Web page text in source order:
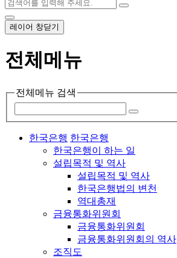
레이어 창닫기
전체메뉴
전체메뉴 검색
한국은행 한국은행
한국은행이 하는 일
설립목적 및 역사
설립목적 및 역사
한국은행법의 변천
역대총재
금융통화위원회
금융통화위원회
금융통화위원회의 역사
조직도